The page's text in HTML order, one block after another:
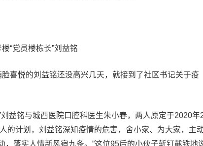
“党员楼栋长”刘益铭
喜悦的刘益铭还没高兴几天，就接到了社区书记关于疫
益铭与城西医院口腔科医生朱小春，两人原定于2020年
的计划，刘益铭深知疫情的危害，舍小家、为大家，主
落实人情新风宿九条。”这位95后的小伙子斩钉截铁地